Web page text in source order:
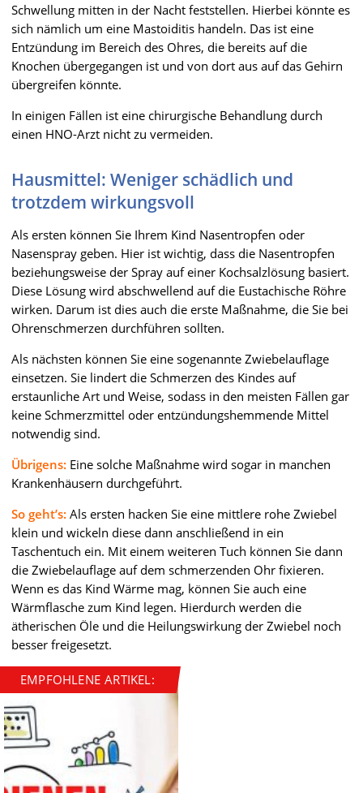
Schwellung mitten in der Nacht feststellen. Hierbei könnte es
sich nämlich um eine Mastoiditis handeln. Das ist eine
Entzündung im Bereich des Ohres, die bereits auf die
Knochen übergegangen ist und von dort aus auf das Gehirn
übergreifen könnte.
In einigen Fällen ist eine chirurgische Behandlung durch
einen HNO-Arzt nicht zu vermeiden.
Hausmittel: Weniger schädlich und
trotzdem wirkungsvoll
Als ersten können Sie Ihrem Kind Nasentropfen oder
Nasenspray geben. Hier ist wichtig, dass die Nasentropfen
beziehungsweise der Spray auf einer Kochsalzlösung basiert.
Diese Lösung wird abschwellend auf die Eustachische Röhre
wirken. Darum ist dies auch die erste Maßnahme, die Sie bei
Ohrenschmerzen durchführen sollten.
Als nächsten können Sie eine sogenannte Zwiebelauflage
einsetzen. Sie lindert die Schmerzen des Kindes auf
erstaunliche Art und Weise, sodass in den meisten Fällen gar
keine Schmerzmittel oder entzündungshemmende Mittel
notwendig sind.
Übrigens: Eine solche Maßnahme wird sogar in manchen
Krankenhäusern durchgeführt.
So geht’s: Als ersten hacken Sie eine mittlere rohe Zwiebel
klein und wickeln diese dann anschließend in ein
Taschentuch ein. Mit einem weiteren Tuch können Sie dann
die Zwiebelauflage auf dem schmerzenden Ohr fixieren.
Wenn es das Kind Wärme mag, können Sie auch eine
Wärmflasche zum Kind legen. Hierdurch werden die
ätherischen Öle und die Heilungswirkung der Zwiebel noch
besser freigesetzt.
EMPFOHLENE ARTIKEL: